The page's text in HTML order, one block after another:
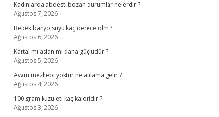
Kadınlarda abdesti bozan durumlar nelerdir ?
Ağustos 7, 2026
Bebek banyo suyu kaç derece olm ?
Ağustos 6, 2026
Kartal mı aslan mı daha güçlüdür ?
Ağustos 5, 2026
Avam mezhebi yoktur ne anlama gelir ?
Ağustos 4, 2026
100 gram kuzu eti kaç kaloridir ?
Ağustos 3, 2026